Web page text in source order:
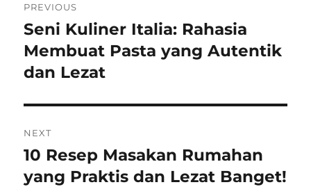
pos
PREVIOUS
Previous
post:
Seni Kuliner Italia: Rahasia
Membuat Pasta yang Autentik
dan Lezat
NEXT
Next
post:
10 Resep Masakan Rumahan
yang Praktis dan Lezat Banget!